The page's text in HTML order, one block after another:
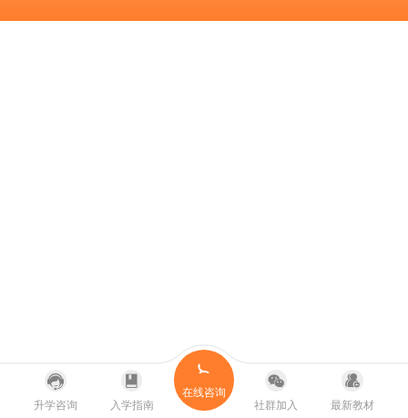
升学咨询 入学指南
在线咨询
社群加入
最新教材